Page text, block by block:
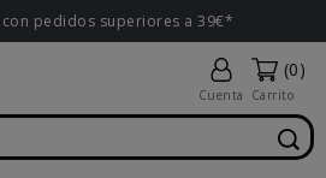
pedidos superiores a 39€*
Cuenta
(0)
Carrito